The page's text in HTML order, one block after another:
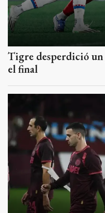
Tigre desperdició un
el final